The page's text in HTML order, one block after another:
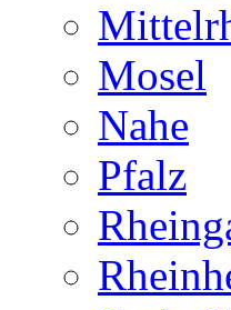
Mosel
Nahe
Pfalz